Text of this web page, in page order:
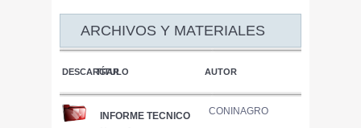
ARCHIVOS Y MATERIALES
DESCARGAR
TÍTULO AUTOR
INFORME TECNICO
CONINAGRO